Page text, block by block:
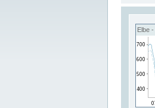
Elbe